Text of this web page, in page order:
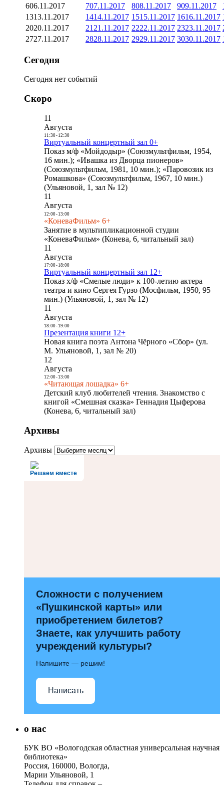
606.11.2017 707.11.2017 808.11.2017 909.11.2017
1313.11.2017 1414.11.2017 1515.11.2017 1616.11.2017
2020.11.2017 21 21.11.2017 2222.11.2017 2323.11.2017
2727.11.2017 2828.11.2017 2929.11.2017 3030.11.2017
Сегодня
Сегодня нет событий
Скоро
11
Августа
11:30- 12:30
Виртуальный концертный зал 0+
Показ м/ф «Мойдодыр» (Союзмультфильм, 1954,
16 мин.); «Ивашка из Дворца пионеров»
(Союзмультфильм, 1981, 10 мин.); «Паровозик из
Ромашкова» (Союзмультфильм, 1967, 10 мин.)
(Ульяновой, 1, зал № 12)
11
Августа
12:00- 13:00
«КоневаФильм» 6+
Занятие в мультипликационной студии
«КоневаФильм» (Конева, 6, читальный зал)
11
Августа
17:00- 18:00
Виртуальный концертный зал 12+
Показ х/ф «Смелые люди» к 100-летию актера
театра и кино Сергея Гурзо (Мосфильм, 1950, 95
мин.) (Ульяновой, 1, зал № 12)
11
Августа
18:00- 19:00
Презентация книги 12+
Новая книга поэта Антона Чёрного «Сбор» (ул.
М. Ульяновой, 1, зал № 20)
12
Августа
12:00- 13:00
«Читающая лошадка» 6+
Детский клуб любителей чтения. Знакомство с
книгой «Смешная сказка» Геннадия Цыферова
(Конева, 6, читальный зал)
Архивы
Архивы
Решаем вместе
Сложности с получением
«Пушкинской карты» или
приобретением билетов?
Знаете, как улучшить работу
учреждений культуры?
Напишите — решим!
Написать
о нас
БУК ВО «Вологодская областная универсальная научная
библиотека»
Россия, 160000, Вологда,
Марии Ульяновой, 1